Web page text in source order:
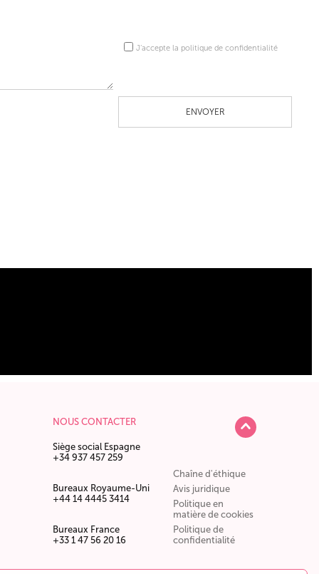
J’accepte la politique de confidentialité
ENVOYER
NOUS CONTACTER
Siège social Espagne
+34 937 457 259
Bureaux Royaume-Uni
+44 14 4445 3414
Bureaux France
+33 1 47 56 20 16
Chaîne d'éthique
Avis juridique
Politique en
matière de cookies
Politique de
confidentialité